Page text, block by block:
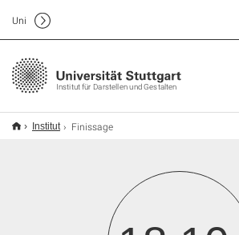
Institut für Darstellen und Gestalten
Uni
Institut Finissage